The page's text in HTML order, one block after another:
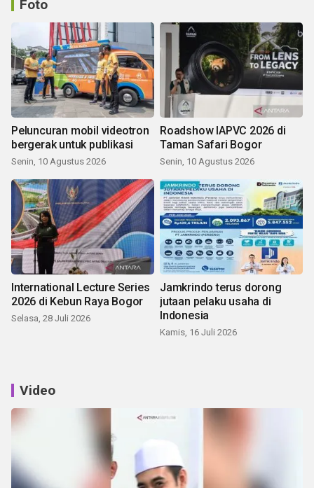
Foto
Peluncuran mobil videotron
bergerak untuk publikasi
Senin, 10 Agustus 2026
Roadshow IAPVC 2026 di
Taman Safari Bogor
Senin, 10 Agustus 2026
International Lecture Series
2026 di Kebun Raya Bogor
Selasa, 28 Juli 2026
Jamkrindo terus dorong
jutaan pelaku usaha di
Indonesia
Kamis, 16 Juli 2026
Video